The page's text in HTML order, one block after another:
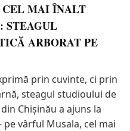
CEL MAI ÎNALT
STEAGUL
ARBORAT PE
prin cuvinte, ci prin
steagul studioului de
Chișinău a ajuns la
vârful Musala, cel mai